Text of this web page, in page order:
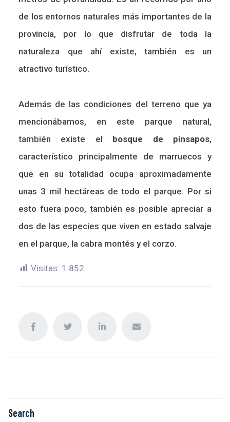
de los entornos naturales más importantes de la
provincia, por lo que disfrutar de toda la
naturaleza que ahí existe, también es un
atractivo turístico.
Además de las condiciones del terreno que ya
mencionábamos, en este parque natural,
también existe el bosque de pinsapos,
característico principalmente de marruecos y
que en su totalidad ocupa aproximadamente
unas 3 mil hectáreas de todo el parque. Por si
esto fuera poco, también es posible apreciar a
dos de las especies que viven en estado salvaje
en el parque, la cabra montés y el corzo.
Visitas: 1.852
Search